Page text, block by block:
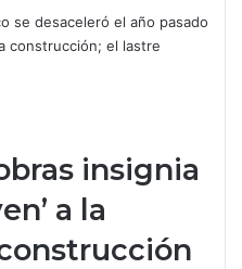
se desaceleró el año pasado
construcción; el lastre
insignia
a la